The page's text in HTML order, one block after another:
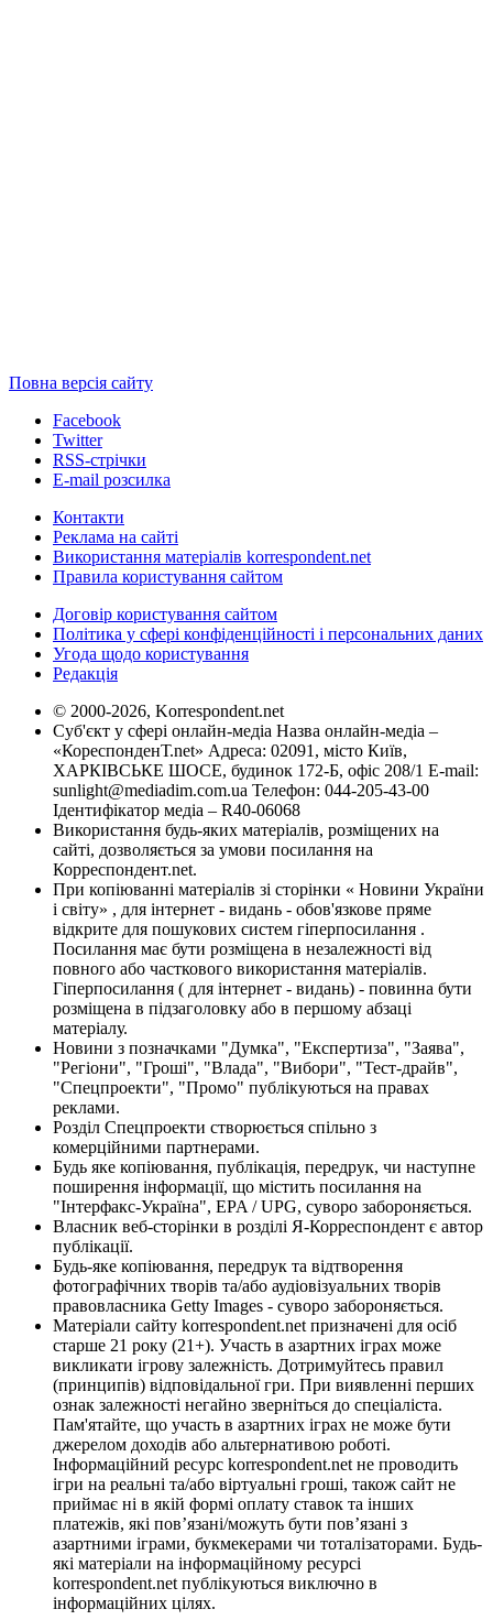
Повна версія сайту
Facebook
Twitter
RSS-стрічки
E-mail розсилка
Контакти
Реклама на сайті
Використання матеріалів korrespondent.net
Правила користування сайтом
Договір користування сайтом
Політика у сфері конфіденційності і персональних даних
Угода щодо користування
Редакція
© 2000-2026, Korrespondent.net
Суб'єкт у сфері онлайн-медіа Назва онлайн-медіа –
«КореспонденТ.net» Адреса: 02091, місто Київ,
ХАРКІВСЬКЕ ШОСЕ, будинок 172-Б, офіс 208/1 E-mail:
sunlight@mediadim.com.ua Телефон: 044-205-43-00
Ідентифікатор медіа – R40-06068
Використання будь-яких матеріалів, розміщених на
сайті, дозволяється за умови посилання на
Корреспондент.net.
При копіюванні матеріалів зі сторінки « Новини України
і світу» , для інтернет - видань - обов'язкове пряме
відкрите для пошукових систем гіперпосилання .
Посилання має бути розміщена в незалежності від
повного або часткового використання матеріалів.
Гіперпосилання ( для інтернет - видань) - повинна бути
розміщена в підзаголовку або в першому абзаці
матеріалу.
Новини з позначками "Думка", "Експертиза", "Заява",
"Регіони", "Гроші", "Влада", "Вибори", "Тест-драйв",
"Спецпроекти", "Промо" публікуються на правах
реклами.
Розділ Спецпроекти створюється спільно з
комерційними партнерами.
Будь яке копіювання, публікація, передрук, чи наступне
поширення інформації, що містить посилання на
"Інтерфакс-Україна", EPA / UPG, суворо забороняється.
Власник веб-сторінки в розділі Я-Корреспондент є автор
публікації.
Будь-яке копіювання, передрук та відтворення
фотографічних творів та/або аудіовізуальних творів
правовласника Getty Images - суворо забороняється.
Матеріали сайту korrespondent.net призначені для осіб
старше 21 року (21+). Участь в азартних іграх може
викликати ігрову залежність. Дотримуйтесь правил
(принципів) відповідальної гри. При виявленні перших
ознак залежності негайно зверніться до спеціаліста.
Пам'ятайте, що участь в азартних іграх не може бути
джерелом доходів або альтернативою роботі.
Інформаційний ресурс korrespondent.net не проводить
ігри на реальні та/або віртуальні гроші, також сайт не
приймає ні в якій формі оплату ставок та інших
платежів, які пов’язані/можуть бути пов’язані з
азартними іграми, букмекерами чи тоталізаторами. Будь-
які матеріали на інформаційному ресурсі
korrespondent.net публікуються виключно в
інформаційних цілях.